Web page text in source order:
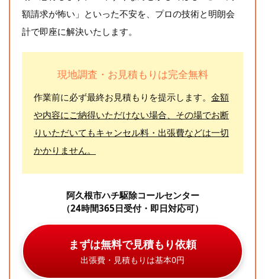
額請求が怖い」といった不安を、プロの技術と明朗会
計で即座に解決いたします。
現地調査・お見積もりは完全無料
作業前に必ず最終お見積もりを提示します。 金額
や内容にご納得いただけない場合、その場でお断
りいただいてもキャンセル料・出張費などは一切
かかりません。
阿久根市ハチ駆除コールセンター
（24時間365日受付・即日対応可）
まずは無料で見積もり依頼
出張費・見積もりは基本0円